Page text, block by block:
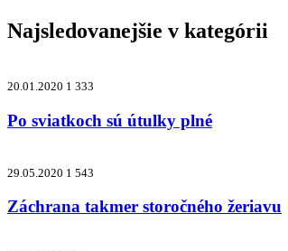
Najsledovanejšie v kategórii
20.01.2020 1 333
Po sviatkoch sú útulky plné
29.05.2020 1 543
Záchrana takmer storočného žeriavu